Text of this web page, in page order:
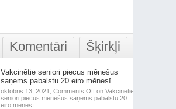
Komentāri Šķirkļi
Vakcinētie seniori piecus mēnešus
saņems pabalstu 20 eiro mēnesī
oktobris 13, 2021, Comments Offon Vakcinētie
seniori piecus mēnešus saņems pabalstu 20
eiro mēnesī